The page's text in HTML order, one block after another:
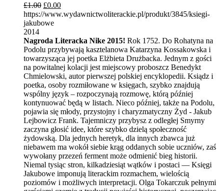
£1.00 £0.00
https://www.wydawnictwoliterackie.pl/produkt/3845/ksiegi-
jakubowe
2014
Nagroda Literacka Nike 2015! Rok 1752. Do Rohatyna na
Podolu przybywają kasztelanowa Katarzyna Kossakowska i
towarzysząca jej poetka Elżbieta Drużbacka. Jednym z gości
na powitalnej kolacji jest miejscowy proboszcz Benedykt
Chmielowski, autor pierwszej polskiej encyklopedii. Ksiądz i
poetka, osoby rozmiłowane w księgach, szybko znajdują
wspólny język – rozpoczynają rozmowę, którą później
kontynuować będą w listach. Nieco później, także na Podolu,
pojawia się młody, przystojny i charyzmatyczny Żyd - Jakub
Lejbowicz Frank. Tajemniczy przybysz z odległej Smyrny
zaczyna głosić idee, które szybko dzielą społeczność
żydowską. Dla jednych heretyk, dla innych zbawca już
niebawem ma wokół siebie krąg oddanych sobie uczniów, zaś
wywołany przezeń ferment może odmienić bieg historii.
Niemal tysiąc stron, kilkadziesiąt wątków i postaci — Księgi
Jakubowe imponują literackim rozmachem, wielością
poziomów i możliwych interpretacji. Olga Tokarczuk pełnymi